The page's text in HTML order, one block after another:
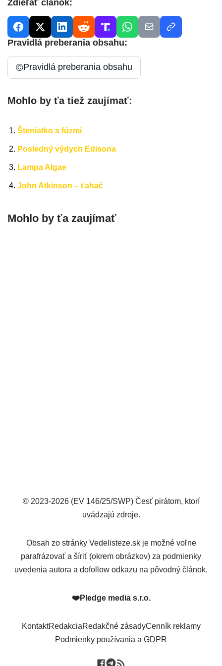
Zdieľať článok:
Pravidlá preberania obsahu:
©Pravidlá preberania obsahu
Mohlo by ťa tiež zaujímať:
Šteniatko s fúzmi
Posledný výdych Edisona
Lampa Algae
John Atkinson – ťahač
Mohlo by ťa zaujímať
© 2023-2026 (EV 146/25/SWP) Česť pirátom, ktorí
uvádzajú zdroje.
Obsah zo stránky Vedelisteze.sk je možné voľne
parafrázovať a šíriť (okrem obrázkov) za podmienky
uvedenia autora a dofollow odkazu na pôvodný článok.
❤️Pledge media s.r.o.
KontaktRedakciaRedakčné zásadyCenník reklamy
Podmienky používania a GDPR